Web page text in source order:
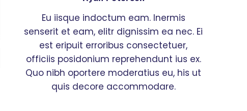
Eu iisque indoctum eam. Inermis
senserit et eam, elitr dignissim ea nec. Ei
est eripuit erroribus consectetuer,
officiis posidonium reprehendunt ius ex.
Quo nibh oportere moderatius eu, his ut
quis decore accommodare.